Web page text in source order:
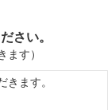
さい。
す）
ます。